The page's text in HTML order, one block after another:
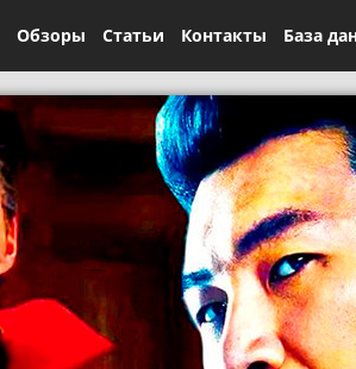
Обзоры Статьи Контакты База